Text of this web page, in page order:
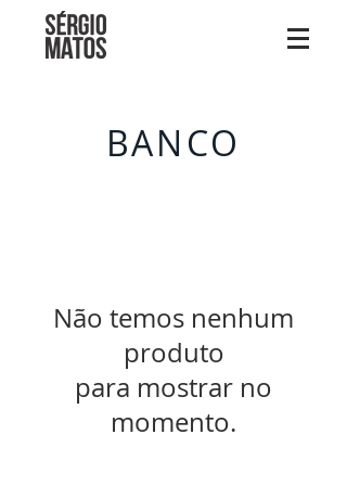
BANCO
Não temos nenhum
produto
para mostrar no
momento.